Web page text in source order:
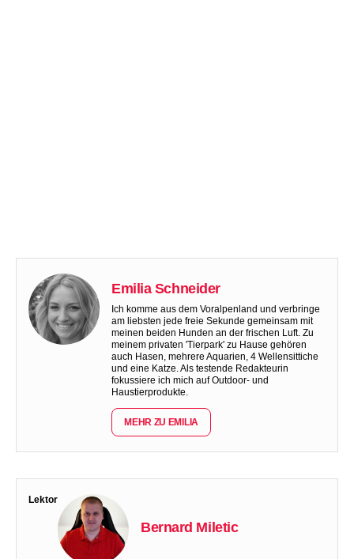
Emilia Schneider
Ich komme aus dem Voralpenland und verbringe
am liebsten jede freie Sekunde gemeinsam mit
meinen beiden Hunden an der frischen Luft. Zu
meinem privaten 'Tierpark' zu Hause gehören
auch Hasen, mehrere Aquarien, 4 Wellensittiche
und eine Katze. Als testende Redakteurin
fokussiere ich mich auf Outdoor- und
Haustierprodukte.
MEHR ZU EMILIA
Lektor
Bernard Miletic